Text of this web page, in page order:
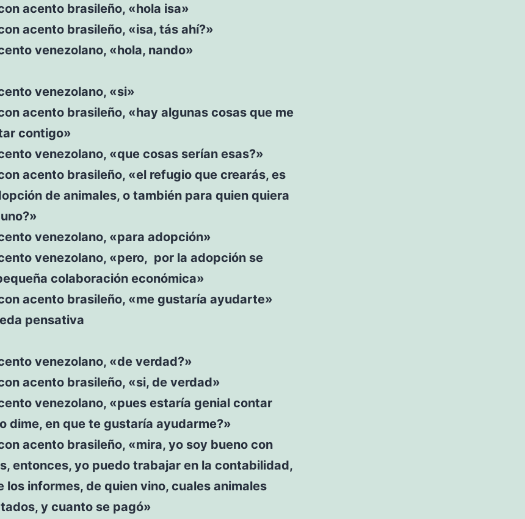
acento brasileño, «hola isa»
acento brasileño, «isa, tás ahí?»
venezolano, «hola, nando»
venezolano, «si»
acento brasileño, «hay algunas cosas que me
contigo»
venezolano, «que cosas serían esas?»
acento brasileño, «el refugio que crearás, es
de animales, o también para quien quiera
venezolano, «para adopción»
venezolano, «pero, por la adopción se
colaboración económica»
acento brasileño, «me gustaría ayudarte»
pensativa
venezolano, «de verdad?»
acento brasileño, «si, de verdad»
venezolano, «pues estaría genial contar
dime, en que te gustaría ayudarme?»
acento brasileño, «mira, yo soy bueno con
entonces, yo puedo trabajar en la contabilidad,
los informes, de quien vino, cuales animales
y cuanto se pagó»